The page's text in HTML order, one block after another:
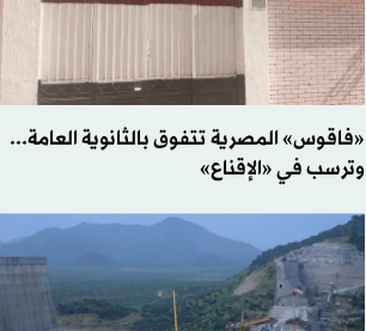
«فاقوس» المصرية تتفوق بالثانوية العامة...
وترسب في «الإقناع»